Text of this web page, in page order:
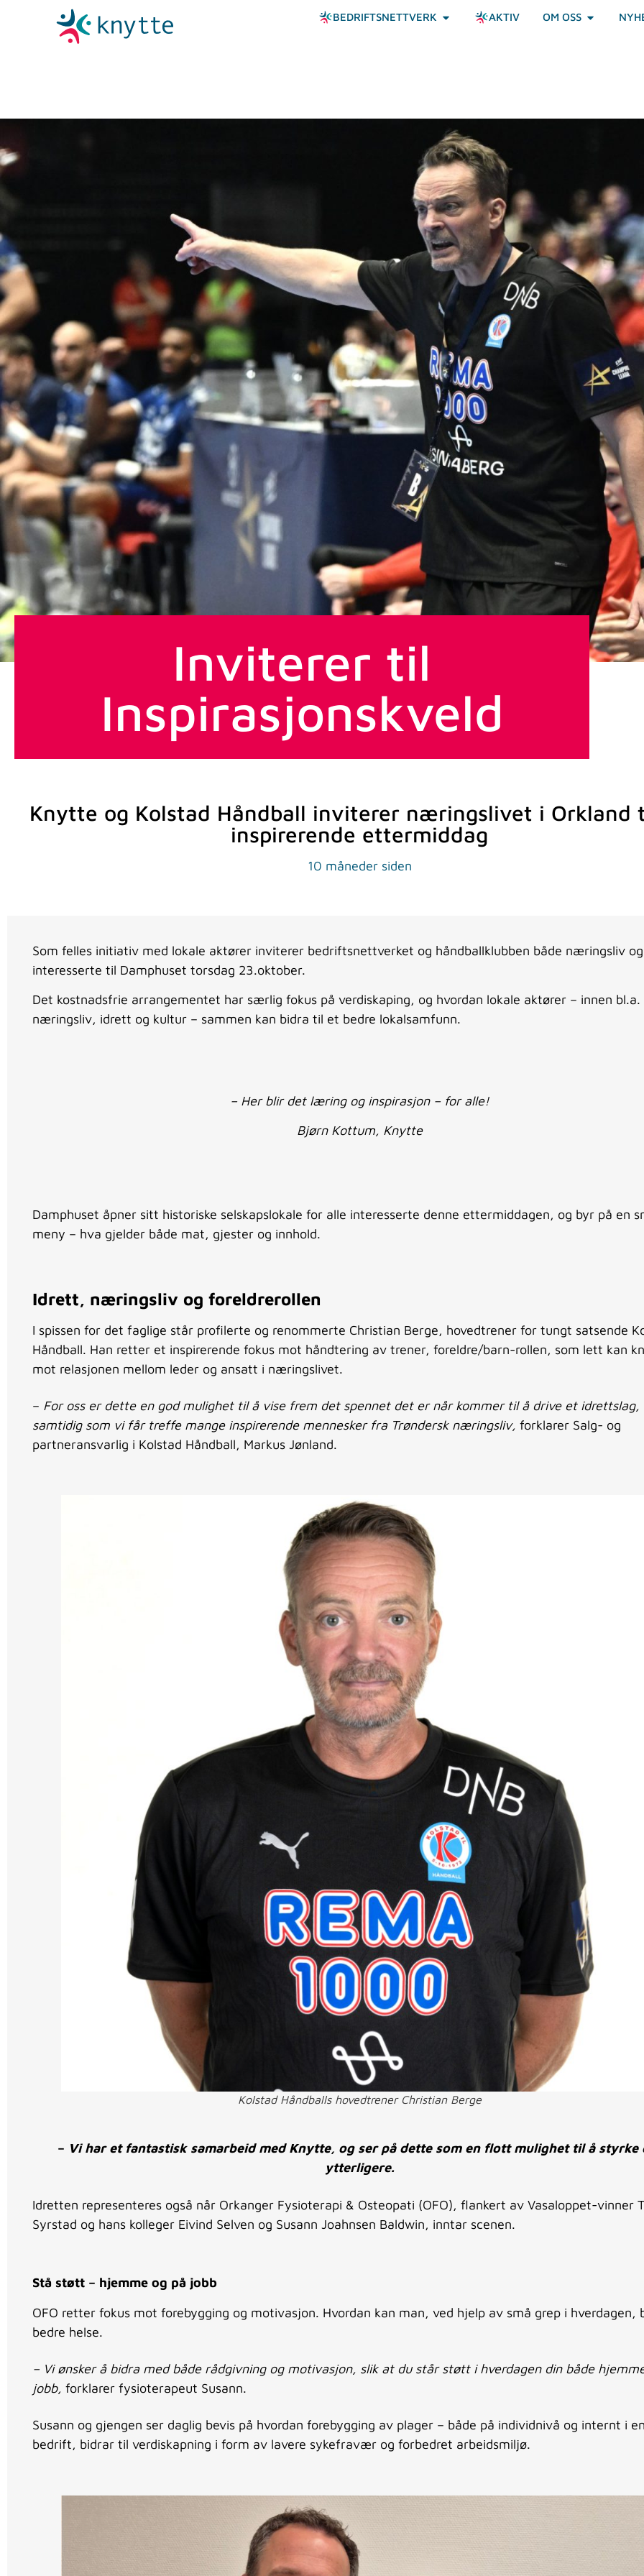
BEDRIFTSNETTVERK AKTIV OM OSS
Inviterer til
Inspirasjonskveld
Knytte og Kolstad Håndball inviterer næringslivet i Orkland
inspirerende ettermiddag
10 måneder siden
Som felles initiativ med lokale aktører inviterer bedriftsnettverket og håndballklubben både næringsliv
interesserte til Damphuset torsdag 23.oktober.
Det kostnadsfrie arrangementet har særlig fokus på verdiskaping, og hvordan lokale aktører – innen bl.a.
næringsliv, idrett og kultur – sammen kan bidra til et bedre lokalsamfunn.
– Her blir det læring og inspirasjon – for alle!
Bjørn Kottum, Knytte
Damphuset åpner sitt historiske selskapslokale for alle interesserte denne ettermiddagen, og byr på en
meny – hva gjelder både mat, gjester og innhold.
Idrett, næringsliv og foreldrerollen
I spissen for det faglige står profilerte og renommerte Christian Berge, hovedtrener for tungt satsende
Håndball. Han retter et inspirerende fokus mot håndtering av trener, foreldre/barn-rollen, som lett kan
mot relasjonen mellom leder og ansatt i næringslivet.
– For oss er dette en god mulighet til å vise frem det spennet det er når kommer til å drive et idrettslag,
samtidig som vi får treffe mange inspirerende mennesker fra Trøndersk næringsliv, forklarer Salg- og
partneransvarlig i Kolstad Håndball, Markus Jønland.
Kolstad Håndballs hovedtrener Christian Berge
– Vi har et fantastisk samarbeid med Knytte, og ser på dette som en flott mulighet til å styrke
ytterligere.
Idretten representeres også når Orkanger Fysioterapi & Osteopati (OFO), flankert av Vasaloppet-vinner
Syrstad og hans kolleger Eivind Selven og Susann Joahnsen Baldwin, inntar scenen.
Stå støtt – hjemme og på jobb
OFO retter fokus mot forebygging og motivasjon. Hvordan kan man, ved hjelp av små grep i hverdagen,
bedre helse.
– Vi ønsker å bidra med både rådgivning og motivasjon, slik at du står støtt i hverdagen din både
jobb, forklarer fysioterapeut Susann.
Susann og gjengen ser daglig bevis på hvordan forebygging av plager – både på individnivå og internt i en
bedrift, bidrar til verdiskapning i form av lavere sykefravær og forbedret arbeidsmiljø.